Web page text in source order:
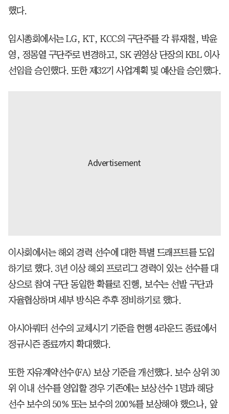
했다.
임시총회에서는 LG, KT, KCC의 구단주를 각 류재철, 박윤
영, 정몽열 구단주로 변경하고, SK 권영상 단장의 KBL 이사
선임을 승인했다. 또한 제32기 사업계획 및 예산을 승인했다.
이사회에서는 해외 경력 선수에 대한 특별 드래프트를 도입
하기로 했다. 3년 이상 해외 프로리그 경력이 있는 선수를 대
상으로 참여 구단 동일한 확률로 진행, 보수는 선발 구단과
자율협상하며 세부 방식은 추후 정비하기로 했다.
아시아쿼터 선수의 교체시기 기준을 현행 4라운드 종료에서
정규시즌 종료까지 확대했다.
또한 자유계약선수(FA) 보상 기준을 개선했다. 보수 상위 30
위 이내 선수를 영입할 경우 기존에는 보상선수 1명과 해당
선수 보수의 50% 또는 보수의 200%를 보상해야 했으나, 앞